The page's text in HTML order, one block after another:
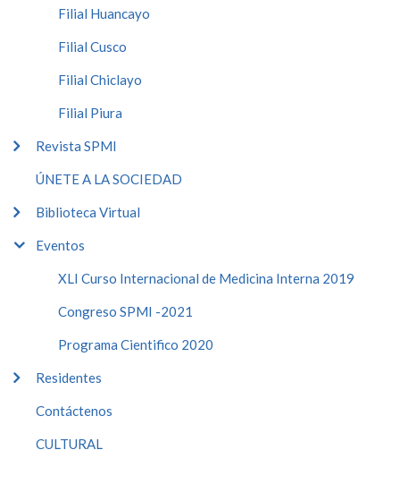
Filial Huancayo
Filial Cusco
Filial Chiclayo
Filial Piura
Revista SPMI
ÚNETE A LA SOCIEDAD
Biblioteca Virtual
Eventos
XLI Curso Internacional de Medicina Interna 2019
Congreso SPMI -2021
Programa Cientifico 2020
Residentes
Contáctenos
CULTURAL